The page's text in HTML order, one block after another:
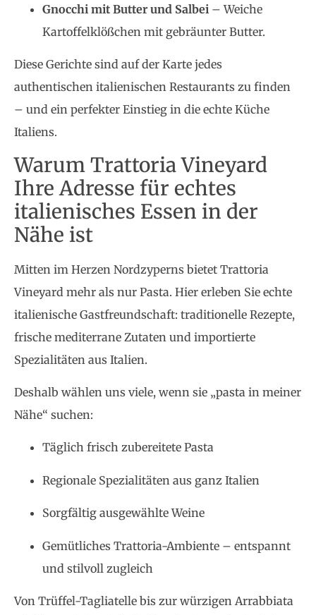
Gnocchi mit Butter und Salbei – Weiche
Kartoffelklößchen mit gebräunter Butter.
Diese Gerichte sind auf der Karte jedes
authentischen italienischen Restaurants zu finden
– und ein perfekter Einstieg in die echte Küche
Italiens.
Warum Trattoria Vineyard
Ihre Adresse für echtes
italienisches Essen in der
Nähe ist
Mitten im Herzen Nordzyperns bietet Trattoria
Vineyard mehr als nur Pasta. Hier erleben Sie echte
italienische Gastfreundschaft: traditionelle Rezepte,
frische mediterrane Zutaten und importierte
Spezialitäten aus Italien.
Deshalb wählen uns viele, wenn sie „pasta in meiner
Nähe“ suchen:
Täglich frisch zubereitete Pasta
Regionale Spezialitäten aus ganz Italien
Sorgfältig ausgewählte Weine
Gemütliches Trattoria-Ambiente – entspannt
und stilvoll zugleich
Von Trüffel-Tagliatelle bis zur würzigen Arrabbiata